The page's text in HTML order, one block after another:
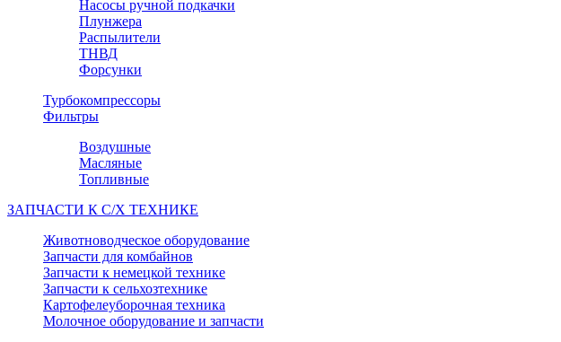
Насосы ручной подкачки
Плунжера
Распылители
ТНВД
Форсунки
Турбокомпрессоры
Фильтры
Воздушные
Масляные
Топливные
ЗАПЧАСТИ К С/Х ТЕХНИКЕ
Животноводческое оборудование
Запчасти для комбайнов
Запчасти к немецкой технике
Запчасти к сельхозтехнике
Картофелеуборочная техника
Молочное оборудование и запчасти